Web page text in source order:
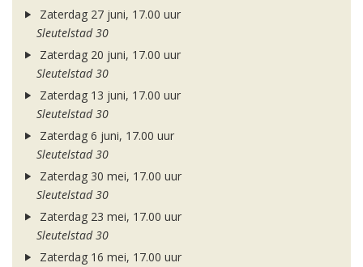
Zaterdag 27 juni, 17.00 uur
Sleutelstad 30
Zaterdag 20 juni, 17.00 uur
Sleutelstad 30
Zaterdag 13 juni, 17.00 uur
Sleutelstad 30
Zaterdag 6 juni, 17.00 uur
Sleutelstad 30
Zaterdag 30 mei, 17.00 uur
Sleutelstad 30
Zaterdag 23 mei, 17.00 uur
Sleutelstad 30
Zaterdag 16 mei, 17.00 uur